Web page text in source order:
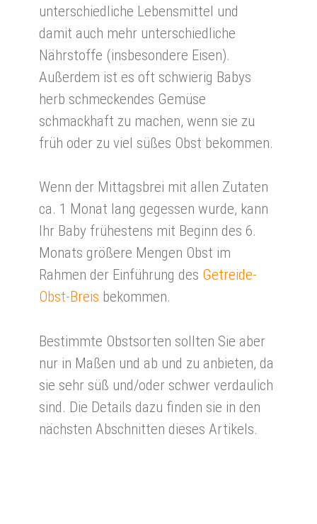
unterschiedliche Lebensmittel und
damit auch mehr unterschiedliche
Nährstoffe (insbesondere Eisen).
Außerdem ist es oft schwierig Babys
herb schmeckendes Gemüse
schmackhaft zu machen, wenn sie zu
früh oder zu viel süßes Obst bekommen.
Wenn der Mittagsbrei mit allen Zutaten
ca. 1 Monat lang gegessen wurde, kann
Ihr Baby frühestens mit Beginn des 6.
Monats größere Mengen Obst im
Rahmen der Einführung des Getreide-
Obst-Breis bekommen.
Bestimmte Obstsorten sollten Sie aber
nur in Maßen und ab und zu anbieten, da
sie sehr süß und/oder schwer verdaulich
sind. Die Details dazu finden sie in den
nächsten Abschnitten dieses Artikels.